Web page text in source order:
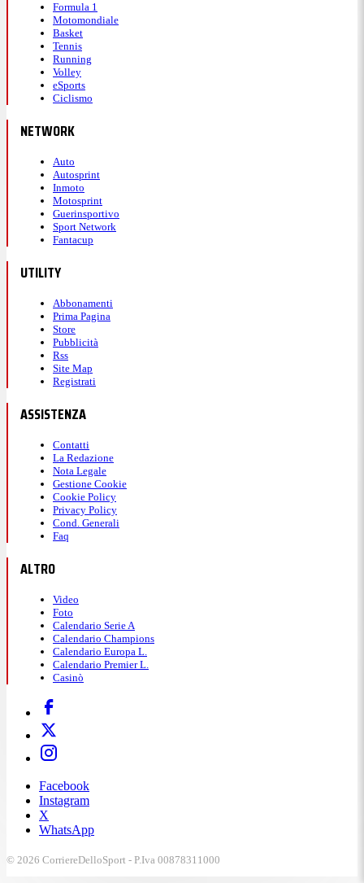
Formula 1
Motomondiale
Basket
Tennis
Running
Volley
eSports
Ciclismo
NETWORK
Auto
Autosprint
Inmoto
Motosprint
Guerinsportivo
Sport Network
Fantacup
UTILITY
Abbonamenti
Prima Pagina
Store
Pubblicità
Rss
Site Map
Registrati
ASSISTENZA
Contatti
La Redazione
Nota Legale
Gestione Cookie
Cookie Policy
Privacy Policy
Cond. Generali
Faq
ALTRO
Video
Foto
Calendario Serie A
Calendario Champions
Calendario Europa L.
Calendario Premier L.
Casinò
Facebook
Instagram
X
WhatsApp
© 2026 CorriereDelloSport - P.Iva 00878311000